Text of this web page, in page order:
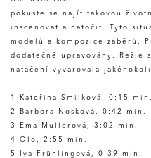
pokuste se najít takovou
inscenovat a natočit. Tyto
modelů a kompozice záběrů.
dodatečně upravovány. Režie
natáčení vyvarovala
1 Kateřina Smilková, 0:15 min.
2 Barbora Nosková, 0:42 min.
3 Ema Mullerová, 3:02 min.
4 Olo, 2:55 min.
5 Iva Frühlingová, 0:39 min.